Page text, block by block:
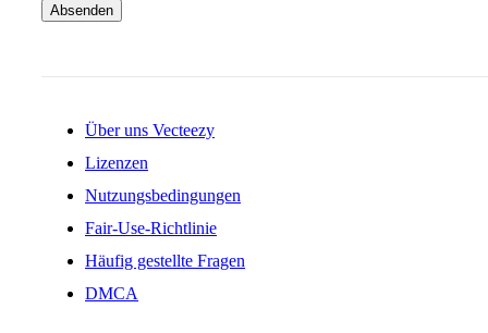
Absenden
Über uns Vecteezy
Lizenzen
Nutzungsbedingungen
Fair-Use-Richtlinie
Häufig gestellte Fragen
DMCA